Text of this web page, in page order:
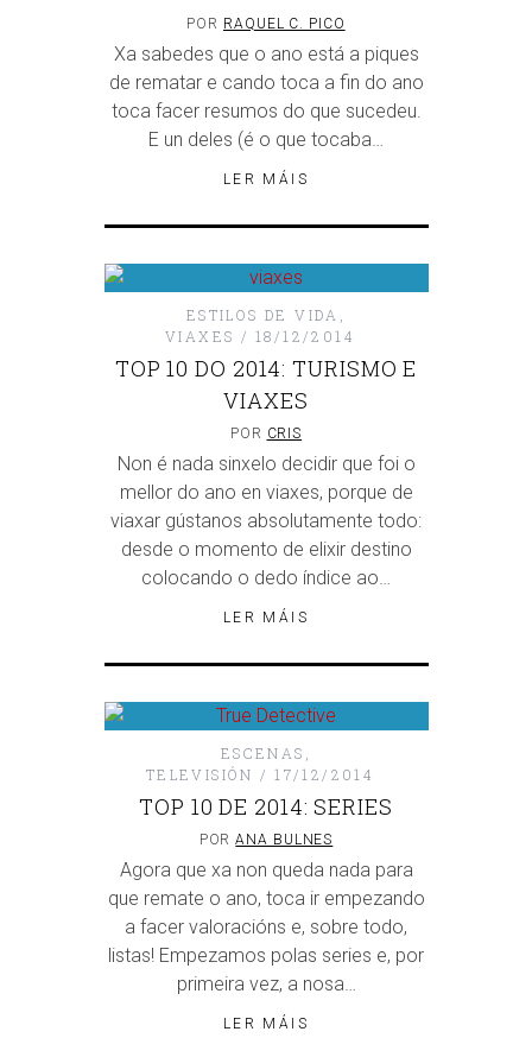
POR RAQUEL C. PICO
Xa sabedes que o ano está a piques
de rematar e cando toca a fin do ano
toca facer resumos do que sucedeu.
E un deles (é o que tocaba…
LER MÁIS
ESTILOS DE VIDA
VIAXES
18/12/2014
TOP 10 DO 2014: TURISMO E
VIAXES
POR CRIS
Non é nada sinxelo decidir que foi o
mellor do ano en viaxes, porque de
viaxar gústanos absolutamente todo:
desde o momento de elixir destino
colocando o dedo índice ao…
LER MÁIS
ESCENAS
TELEVISIÓN
17/12/2014
TOP 10 DE 2014: SERIES
PORANA BULNES
Agora que xa non queda nada para
que remate o ano, toca ir empezando
a facer valoracións e, sobre todo,
listas! Empezamos polas series e, por
primeira vez, a nosa…
LER MÁIS